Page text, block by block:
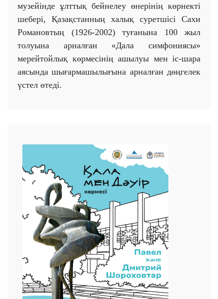
музейінде ұлттық бейнелеу өнерінің көрнекті
шебері, Қазақстанның халық суретшісі Сахи
Романовтың (1926-2002) туғанына 100 жыл
толуына арналған «Дала симфониясы»
мерейтойлық көрмесінің ашылуы мен іс-шара
аясында шығармашылығына арналған дөңгелек
үстел өтеді.